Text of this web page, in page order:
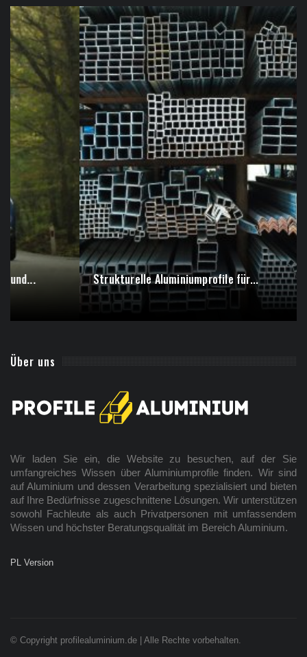
Strukturelle Aluminiumprofile für...
Über uns
Wir laden Sie ein, die Website zu besuchen, auf der Sie
umfangreiches Wissen über Aluminiumprofile finden. Wir sind
auf Aluminium und dessen Verarbeitung spezialisiert und bieten
auf Ihre Bedürfnisse zugeschnittene Lösungen. Wir unterstützen
sowohl Fachleute als auch Privatpersonen mit umfassendem
Wissen und höchster Beratungsqualität im Bereich Aluminium.
PL Version
© Copyright profilealuminium.de | Alle Rechte vorbehalten.